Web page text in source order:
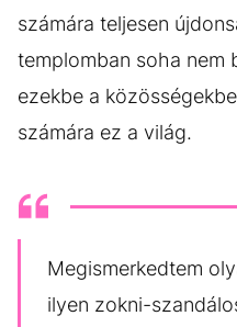
számára teljesen
templomban soha nem
ezekbe a
számára ez a világ.
Megismerkedtem
ilyen zokni-